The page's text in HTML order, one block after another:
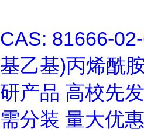
CAS: 81666-
基乙基)丙烯酰
研产品 高校先
需分装 量大优惠